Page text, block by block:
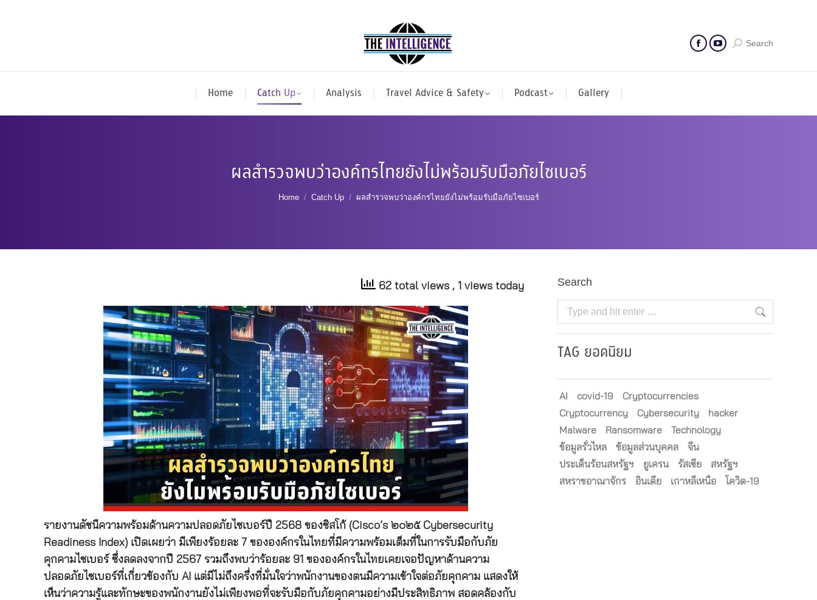
Search
Home Catch Up Analysis Travel Advice & Safety Podcast Gallery
ผลสำรวจพบว่าองค์กรไทยยังไม่พร้อมรับมือภัยไซเบอร์
You are here:
Home Catch Up ผลสำรวจพบว่าองค์กรไทยยังไม่พร้อมรับมือภัยไซเบอร์
62 total views , 1 views today
รายงานดัชนีความพร้อมด้านความปลอดภัยไซเบอร์ปี 2568 ของซิสโก้ (Cisco’s ๒๐๒๕ Cybersecurity
Readiness Index) เปิดเผยว่า มีเพียงร้อยละ 7 ขององค์กรในไทยที่มีความพร้อมเต็มที่ในการรับมือกับภัย
คุกคามไซเบอร์ ซึ่งลดลงจากปี 2567 รวมถึงพบว่าร้อยละ 91 ขององค์กรในไทยเคยเจอปัญหาด้านความ
ปลอดภัยไซเบอร์ที่เกี่ยวข้องกับ AI แต่มีไม่ถึงครึ่งที่มั่นใจว่าพนักงานของตนมีความเข้าใจต่อภัยคุกคาม แสดงให้
เห็นว่าความรู้และทักษะของพนักงานยังไม่เพียงพอที่จะรับมือกับภัยคุกคามอย่างมีประสิทธิภาพ สอดคล้องกับ
Search
Search:
TAG ยอดนิยม
AI covid-19
Cryptocurrencies
Cryptocurrency
Cybersecurity
hacker
Malware
Ransomware
Technology
ข้อมูลรั่วไหล
ข้อมูลส่วนบุคคล
จีน
ประเด็นร้อนสหรัฐฯ
ยูเครน รัสเซีย
สหรัฐฯ
สหราชอาณาจักร
อินเดีย เกาหลีเหนือ โควิด-19